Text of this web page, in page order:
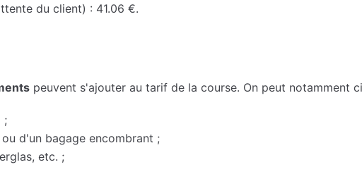
du client) : 41.06 €.
peuvent s'ajouter au tarif de la course. On peut notamment
;
d'un bagage encombrant ;
etc. ;